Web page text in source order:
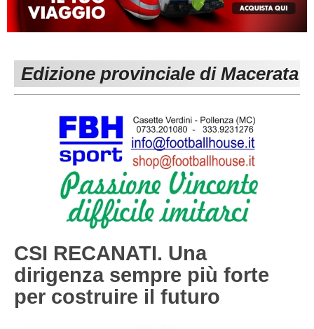
MACERATA
Carica la tua Rosa
ECCELLENZA
1^ CATEGORIA
3^ CATEGORIA
GIOVANILI
REGIONALI
Edizione provinciale di Macerata
CSI RECANATI. Una
dirigenza sempre più forte
per costruire il futuro